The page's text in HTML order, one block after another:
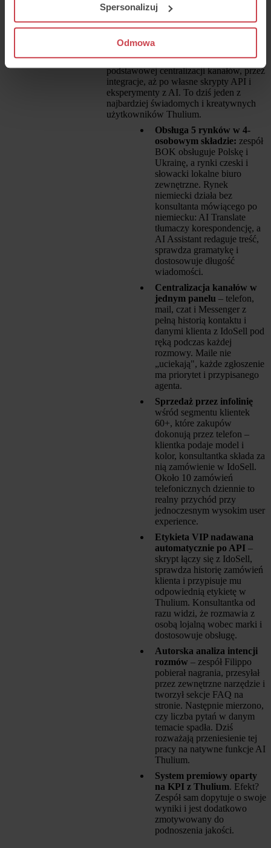
Spersonalizuj
Odmowa
Korzyści z wdrożenia
Thulium:
Przez 5 lat współpracy Filippo z roku na
rok wykorzystuje Thulium głębiej – od
podstawowej centralizacji kanałów, przez
integracje, aż po własne skrypty API i
eksperymenty z AI. To dziś jeden z
najbardziej świadomych i kreatywnych
użytkowników Thulium.
Obsługa 5 rynków w 4-
osobowym składzie: zespół
BOK obsługuje Polskę i
Ukrainę, a rynki czeski i
słowacki lokalne biuro
zewnętrzne. Rynek
niemiecki działa bez
konsultanta mówiącego po
niemiecku: AI Translate
tłumaczy korespondencję, a
AI Assistant redaguje treść,
sprawdza gramatykę i
dostosowuje długość
wiadomości.
Centralizacja kanałów w
jednym panelu – telefon,
mail, czat i Messenger z
pełną historią kontaktu i
danymi klienta z IdoSell pod
ręką podczas każdej
rozmowy. Maile nie
„uciekają", każde zgłoszenie
ma priorytet i przypisanego
agenta.
Sprzedaż przez infolinię
wśród segmentu klientek
60+, które zakupów
dokonują przez telefon –
klientka podaje model i
kolor, konsultantka składa za
nią zamówienie w IdoSell.
Około 10 zamówień
telefonicznych dziennie to
realny przychód przy
jednoczesnym wysokim user
experience.
Etykieta VIP nadawana
automatycznie po API –
skrypt łączy się z IdoSell,
sprawdza historię zamówień
klienta i przypisuje mu
odpowiednią etykietę w
Thulium. Konsultantka od
razu widzi, że rozmawia z
osobą lojalną wobec marki i
dostosowuje obsługę.
Autorska analiza intencji
rozmów – zespół Filippo
pobierał nagrania, przesyłał
przez zewnętrzne narzędzie i
tworzył sekcje FAQ na
stronie. Następnie mierzono,
czy liczba pytań w danym
temacie spadła. Dziś
rozważają przeniesienie tej
pracy na natywne funkcje AI
Thulium.
System premiowy oparty
na KPI z Thulium. Efekt?
Zespół sam dopytuje o swoje
wyniki i jest dodatkowo
zmotywowany do
podnoszenia jakości.